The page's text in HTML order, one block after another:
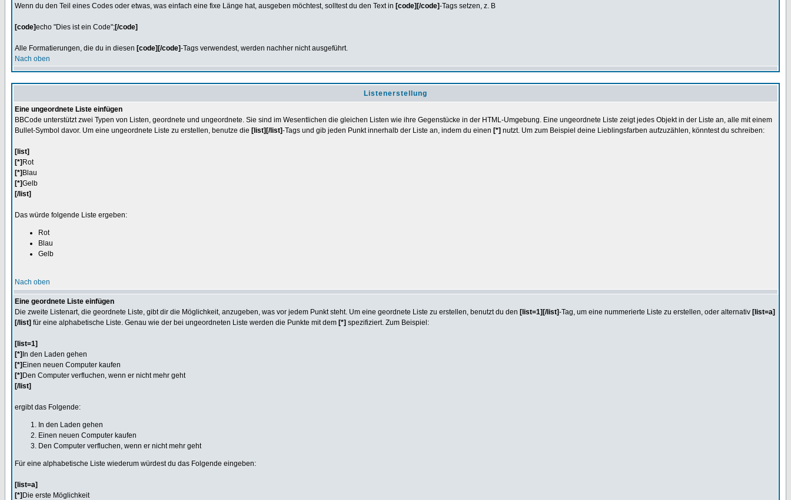
Wenn du den Teil eines Codes oder etwas, was einfach eine fixe Länge hat, ausgeben möchtest, solltest du den Text in [code][/code]-Tags setzen, z. B
[code]echo "Dies ist ein Code";[/code]
Alle Formatierungen, die du in diesen [code][/code]-Tags verwendest, werden nachher nicht ausgeführt.
Nach oben
Listenerstellung
Eine ungeordnete Liste einfügen
BBCode unterstützt zwei Typen von Listen, geordnete und ungeordnete. Sie sind im Wesentlichen die gleichen Listen wie ihre Gegenstücke in der HTML-Umgebung. Eine ungeordnete Liste zeigt jedes Objekt in der Liste an, alle mit einem
Bullet-Symbol davor. Um eine ungeordnete Liste zu erstellen, benutze die [list][/list]-Tags und gib jeden Punkt innerhalb der Liste an, indem du einen [*] nutzt. Um zum Beispiel deine Lieblingsfarben aufzuzählen, könntest du schreiben:
[list]
[*] Rot
[*] Blau
[*]Gelb
[/list]
Das würde folgende Liste ergeben:
Rot
Blau
Gelb
Nach oben
Eine geordnete Liste einfügen
Die zweite Listenart, die geordnete Liste, gibt dir die Möglichkeit, anzugeben, was vor jedem Punkt steht. Um eine geordnete Liste zu erstellen, benutzt du den [list=1][/list]-Tag, um eine nummerierte Liste zu erstellen, oder alternativ [list=a]
[/list] für eine alphabetische Liste. Genau wie der bei ungeordneten Liste werden die Punkte mit dem [*] spezifiziert. Zum Beispiel:
[list=1]
[*] In den Laden gehen
[*] Einen neuen Computer kaufen
[*] Den Computer verfluchen, wenn er nicht mehr geht
[/list]
ergibt das Folgende:
In den Laden gehen
Einen neuen Computer kaufen
Den Computer verfluchen, wenn er nicht mehr geht
Für eine alphabetische Liste wiederum würdest du das Folgende eingeben:
[list=a]
[*] Die erste Möglichkeit